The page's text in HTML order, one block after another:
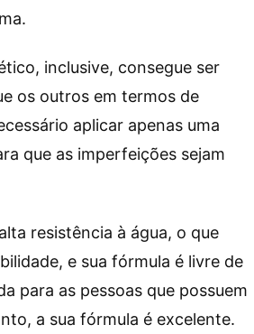
inclusive, consegue ser
os outros em termos de
aplicar apenas uma
que as imperfeições sejam
resistência à água, o que
e sua fórmula é livre de
para as pessoas que possuem
a sua fórmula é excelente.